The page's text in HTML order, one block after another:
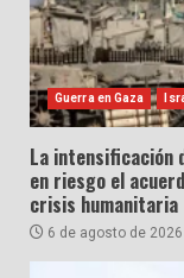
Guerra en Gaza
La intensificación
en riesgo el
crisis humanitaria
6 de agosto de 2026